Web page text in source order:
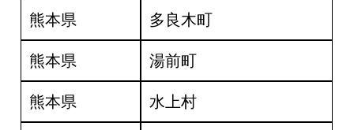
熊本県 多良木町
熊本県 湯前町
熊本県 水上村